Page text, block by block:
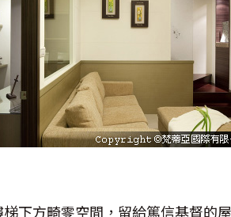
下方畸零空間，留給篤信基督的